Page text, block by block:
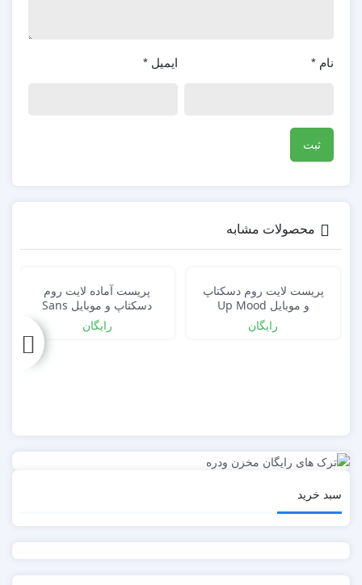
نام * ایمیل *
محصولات مشابه
پریست لایت روم دسکتاپ
و موبایل Up Mood
Lightroom Presets
رایگان
پریست آماده لایت روم
دسکتاپ و موبایل Sans
Lightroom Preset
رایگان
سبد خرید